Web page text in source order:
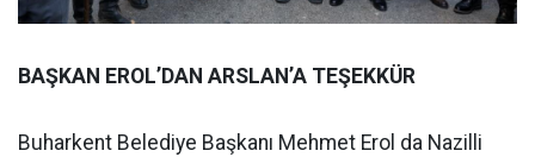
BAŞKAN EROL’DAN ARSLAN’A TEŞEKKÜR
Buharkent Belediye Başkanı Mehmet Erol da Nazilli